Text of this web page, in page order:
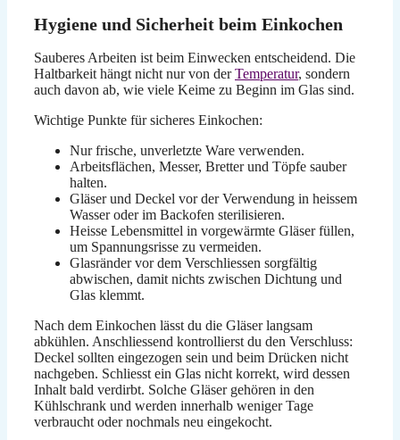
Hygiene und Sicherheit beim Einkochen
Sauberes Arbeiten ist beim Einwecken entscheidend. Die
Haltbarkeit hängt nicht nur von derTemperatur, sondern
auch davon ab, wie viele Keime zu Beginn im Glas sind.
Wichtige Punkte für sicheres Einkochen:
Nur frische, unverletzte Ware verwenden.
Arbeitsflächen, Messer, Bretter und Töpfe sauber
halten.
Gläser und Deckel vor der Verwendung in heissem
Wasser oder im Backofen sterilisieren.
Heisse Lebensmittel in vorgewärmte Gläser füllen,
um Spannungsrisse zu vermeiden.
Glasränder vor dem Verschliessen sorgfältig
abwischen, damit nichts zwischen Dichtung und
Glas klemmt.
Nach dem Einkochen lässt du die Gläser langsam
abkühlen. Anschliessend kontrollierst du den Verschluss:
Deckel sollten eingezogen sein und beim Drücken nicht
nachgeben. Schliesst ein Glas nicht korrekt, wird dessen
Inhalt bald verdirbt. Solche Gläser gehören in den
Kühlschrank und werden innerhalb weniger Tage
verbraucht oder nochmals neu eingekocht.